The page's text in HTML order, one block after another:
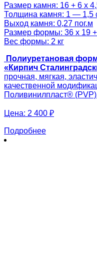
Размер камня: 16 + 6 х
Толщина камня: 1 — 1,5
Выход камня: 0,27 пог.м
Размер формы: 36 х 19
Вес формы: 2 кг
Полиуретановая
«Кирпич
прочная, мягкая,
качественной
Поливинилпласт®
Цена: 2 400 ₽
Подробнее